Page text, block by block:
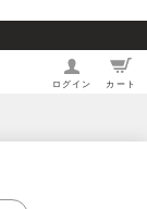
ログイン カート